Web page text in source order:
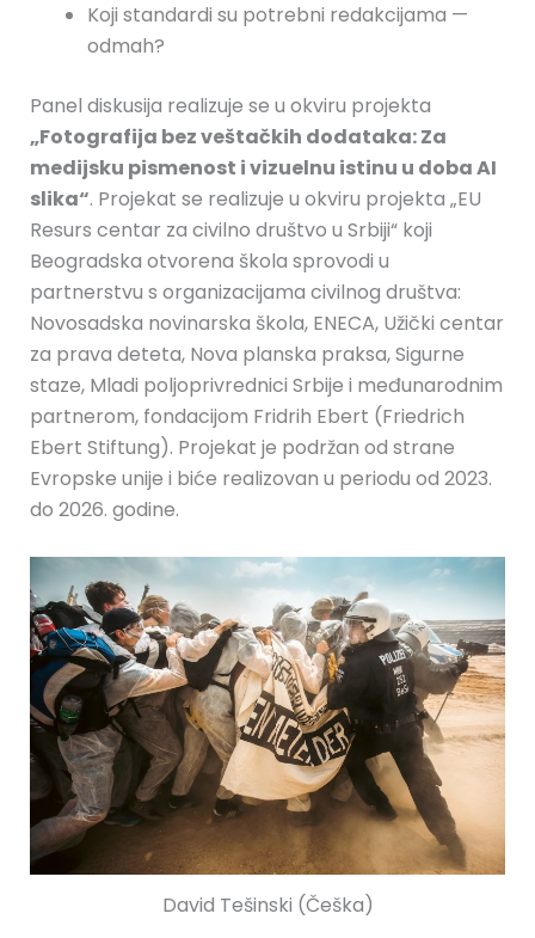
Koji standardi su potrebni redakcijama —
odmah?
Panel diskusija realizuje se u okviru projekta
„Fotografija bez veštačkih dodataka: Za
medijsku pismenost i vizuelnu istinu u doba AI
slika“. Projekat se realizuje u okviru projekta „EU
Resurs centar za civilno društvo u Srbiji“ koji
Beogradska otvorena škola sprovodi u
partnerstvu s organizacijama civilnog društva:
Novosadska novinarska škola, ENECA, Užički centar
za prava deteta, Nova planska praksa, Sigurne
staze, Mladi poljoprivrednici Srbije i međunarodnim
partnerom, fondacijom Fridrih Ebert (Friedrich
Ebert Stiftung). Projekat je podržan od strane
Evropske unije i biće realizovan u periodu od 2023.
do 2026. godine.
David Tešinski (Češka)